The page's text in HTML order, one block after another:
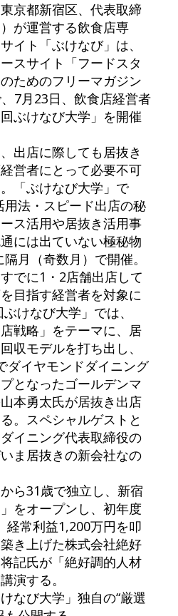
京都新宿区、代表取締
が運営する飲食店専
イト「ぶけなび」は、
スサイト「フードスタ
ためのフリーマガジン
7月23日、飲食店経営者
ぶけなび大学」を開催
出店に際しても居抜き
営者にとって必要不可
「ぶけなび大学」で
用法・スピード出店の秘
ス活用や居抜き活用事
には出ていない極秘物
月（奇数月）で開催。
でに1・2店舗出店して
目指す経営者を対象に
けなび大学」では、
戦略」をテーマに、居
収モデルを打ち出し、
ダイヤモンドダイニング
となったゴールデンマ
本勇太氏が居抜き出店
。スペシャルゲストと
イニング代表取締役の
ま居抜きの新会社なの
ら31歳で独立し、新宿
をオープンし、初年度
経常利益1,200万円を叩
き上げた株式会社絶好
記氏が「絶好調的人材
演する。
なび大学」独自の“厳選